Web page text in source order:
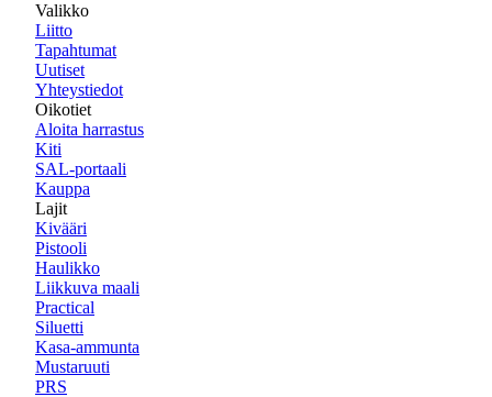
Valikko
Liitto
Tapahtumat
Uutiset
Yhteystiedot
Oikotiet
Aloita harrastus
Kiti
SAL-portaali
Kauppa
Lajit
Kivääri
Pistooli
Haulikko
Liikkuva maali
Practical
Siluetti
Kasa-ammunta
Mustaruuti
PRS